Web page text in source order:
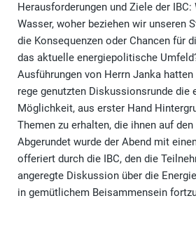
Herausforderungen und Ziele der
Wasser, woher beziehen wir unseren
die Konsequenzen oder Chancen für
das aktuelle energiepolitische
Ausführungen von Herrn Janka
rege genutzten Diskussionsrunde die
Möglichkeit, aus erster Hand
Themen zu erhalten, die ihnen auf
Abgerundet wurde der Abend mit
offeriert durch die IBC, den die
angeregte Diskussion über die
in gemütlichem Beisammensein